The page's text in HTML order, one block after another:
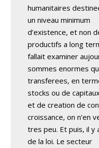
humanitaires
un niveau minimum
d’existence, et non
productifs a long
fallait examiner
sommes enormes
transferees, en
stocks ou de
et de creation de
croissance, on n’en
tres peu. Et puis, il y
de la loi. Le secteur